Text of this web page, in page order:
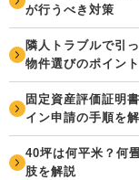
が行うべき対策
隣人トラブルで引
物件選びのポイント
固定資産評価証明
イン申請の手順を
40坪は何平米？何
肢を解説